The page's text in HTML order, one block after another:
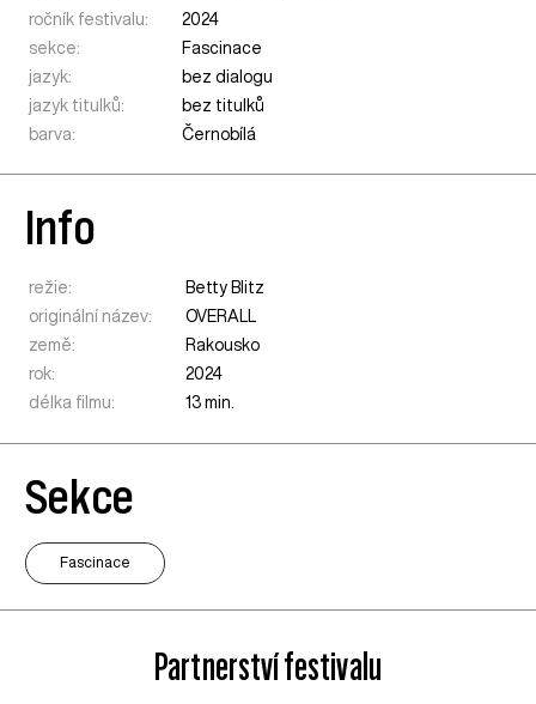
ročník festivalu:
2024
sekce:
Fascinace
jazyk:
bez dialogu
jazyk titulků:
bez titulků
barva:
Černobílá
Info
režie:
Betty Blitz
originální název:
OVERALL
země:
Rakousko
rok:
2024
délka filmu:
13 min.
Sekce
Fascinace
Partnerství festivalu